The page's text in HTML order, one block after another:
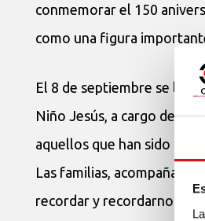
conmemorar el 150
como una figura
El 8 de septiembre se llevó
Niño Jesús, a cargo de la
aquellos que han sido
Las familias,
recordar y recordarnos